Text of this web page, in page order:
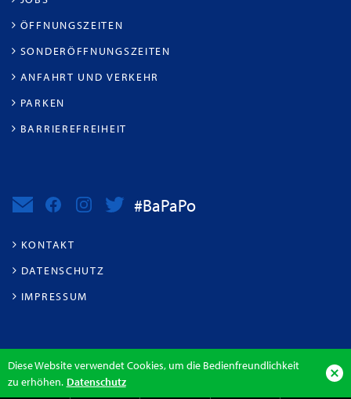
Diese Website verwendet Cookies, um die Bedienfreundlichkeit
zu erhöhen. Datenschutz
ÖFFNUNGSZEITEN
SONDERÖFFNUNGSZEITEN
ANFAHRT UND VERKEHR
PARKEN
BARRIEREFREIHEIT
#BaPaPo
KONTAKT
DATENSCHUTZ
IMPRESSUM